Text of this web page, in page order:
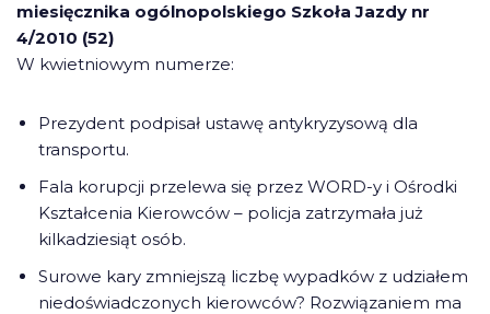
miesięcznika ogólnopolskiego Szkoła Jazdy nr
4/2010 (52)
W kwietniowym numerze:
Prezydent podpisał ustawę antykryzysową dla
transportu.
Fala korupcji przelewa się przez WORD-y i Ośrodki
Kształcenia Kierowców – policja zatrzymała już
kilkadziesiąt osób.
Surowe kary zmniejszą liczbę wypadków z udziałem
niedoświadczonych kierowców? Rozwiązaniem ma